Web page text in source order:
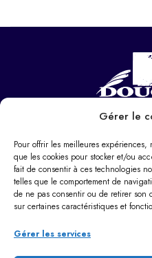
Gérer le
Pour offrir les meilleures
que les cookies pour stocker et/ou
fait de consentir à ces technologies
telles que le comportement de
de ne pas consentir ou de retirer son
sur certaines caractéristiques et
Gérer les services
NOUS
Hôtel de ville
37 Pl.
59282
03 27 22 22 22
Horaires